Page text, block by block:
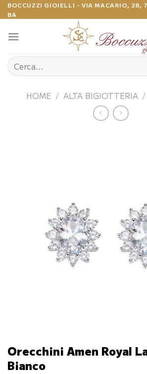
Salta
ai
contenuti
BOCCUZZI GIOIELLI - VIA MACARIO, 28,
BA
Cerca:
HOME / ALTA BIGIOTTERIA /
Orecchini Amen Royal
Bianco